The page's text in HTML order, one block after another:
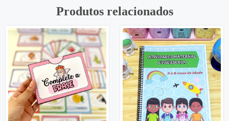
Produtos relacionados